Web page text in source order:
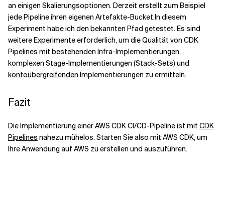
an einigen Skalierungsoptionen.Derzeit erstellt zum Beispiel
jede Pipeline ihren eigenen Artefakte-Bucket.In diesem
Experiment habe ich den bekannten Pfad getestet. Es sind
weitere Experimente erforderlich, um die Qualität von CDK
Pipelines mit bestehenden Infra-Implementierungen,
komplexen Stage-Implementierungen (Stack-Sets) und
kontoübergreifenden Implementierungen zu ermitteln.
Fazit
Die Implementierung einer AWS CDK CI/CD-Pipeline ist mit CDK
Pipelines nahezu mühelos. Starten Sie also mit AWS CDK, um
Ihre Anwendung auf AWS zu erstellen und auszuführen.